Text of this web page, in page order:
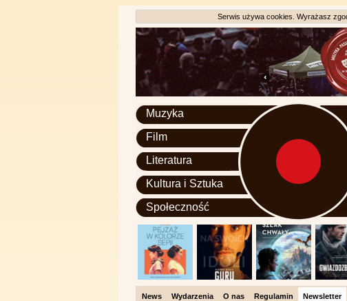
Serwis używa cookies. Wyrażasz
Muzyka
Film
Literatura
Kultura i Sztuka
Społeczność
News Wydarzenia O nas Regulamin Newsletter